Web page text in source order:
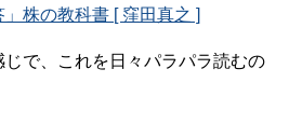
株の教科書 [ 窪田真之 ]
で、これを日々パラパラ読むの